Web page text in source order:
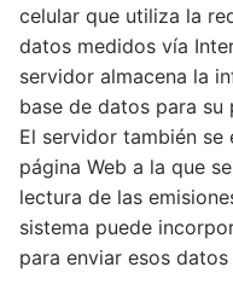
celular que utiliza la
datos medidos vía
servidor almacena la
base de datos para su
El servidor también se
página Web a la que
lectura de las
sistema puede
para enviar esos